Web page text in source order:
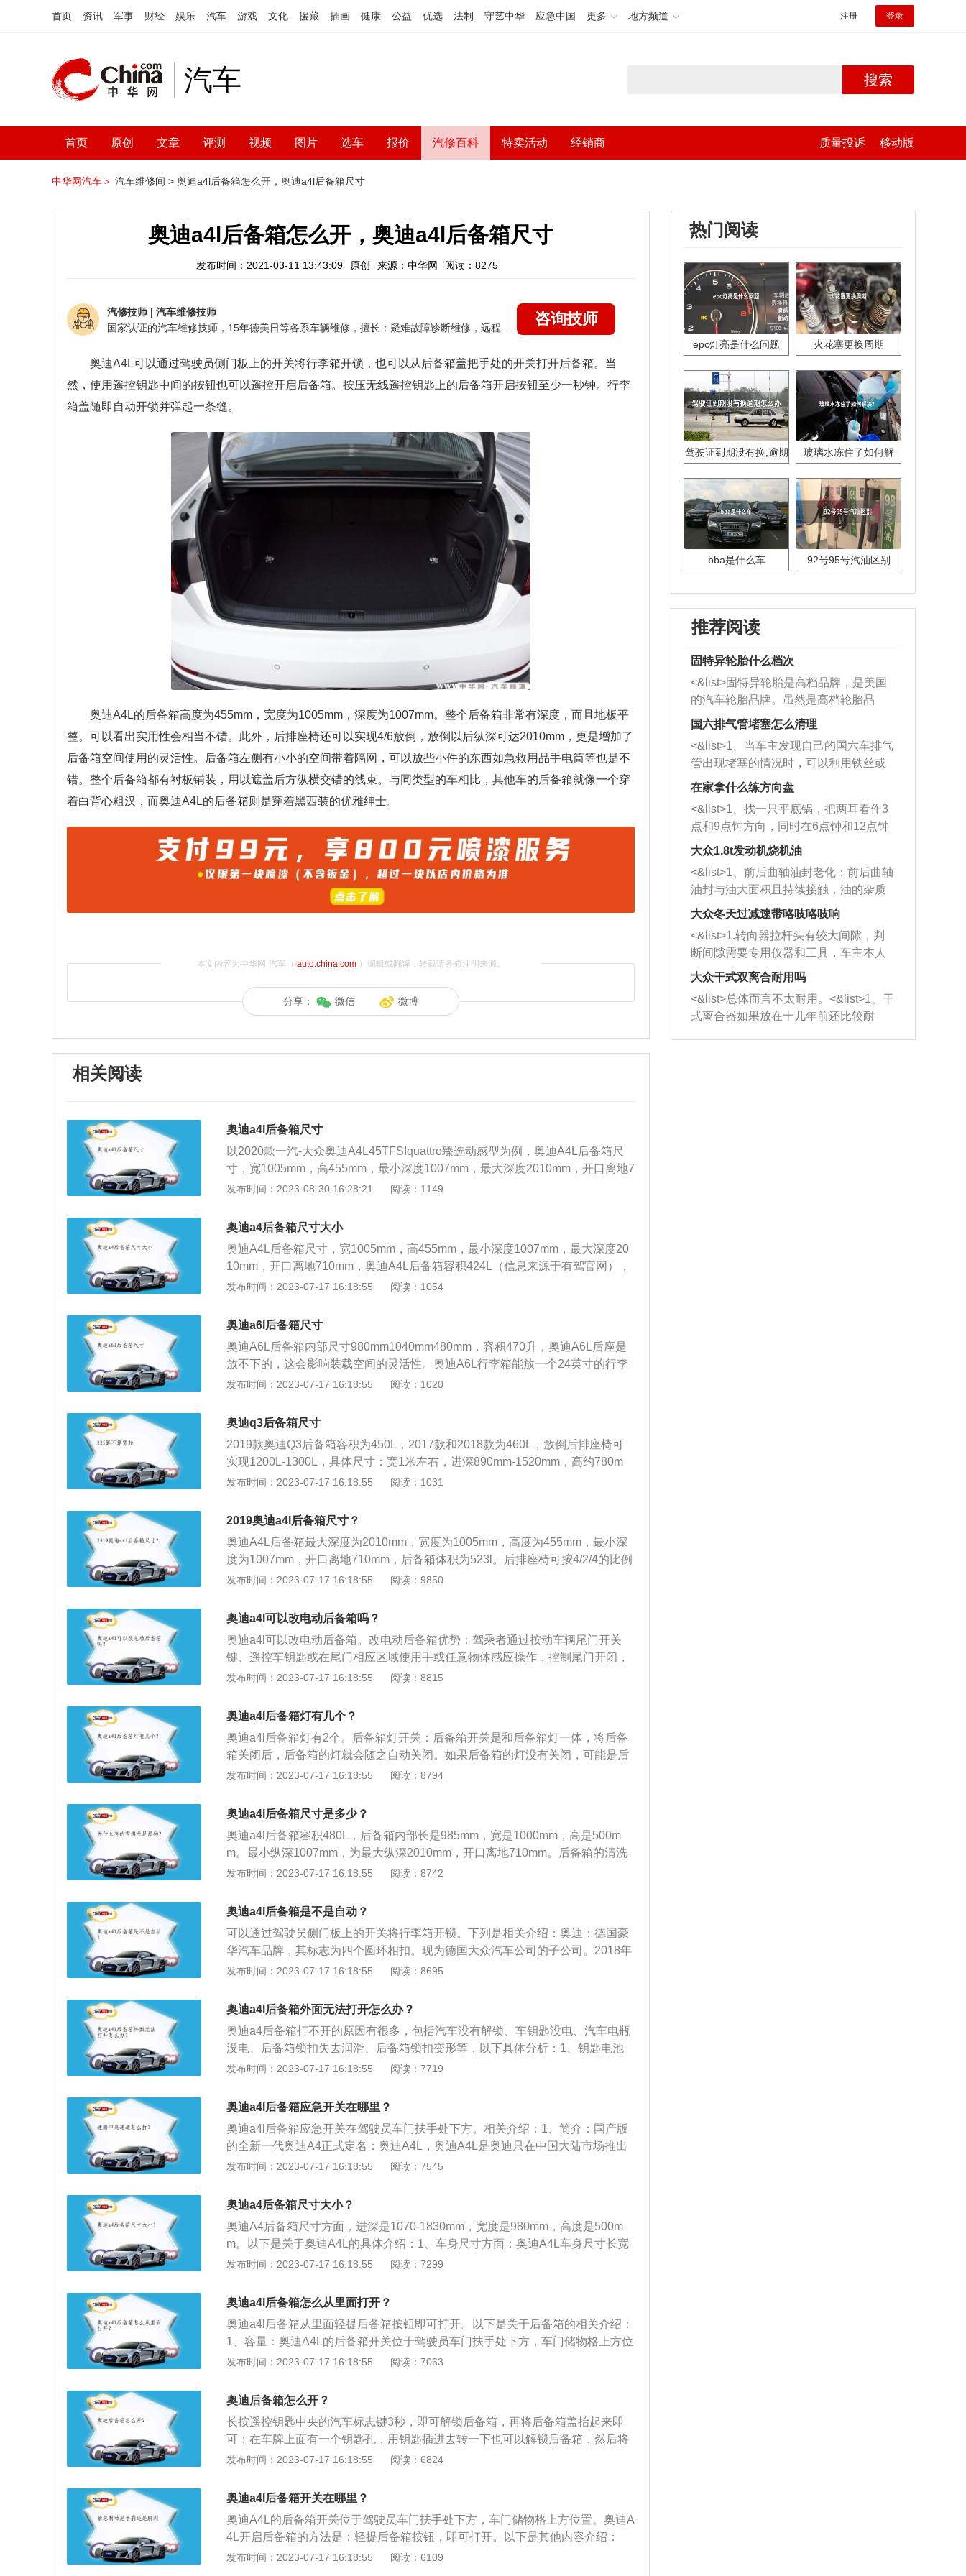
首页 资讯 军事 财经 娱乐 汽车 游戏 文化 援藏 插画 健康 公益 优选 法制 守艺中华 应急中国 更多 地方频道 注册 登录
汽车 搜索
首页 原创 文章 评测 视频 图片 选车 报价 汽修百科 特卖活动 经销商 质量投诉 移动版
中华网汽车＞ 汽车维修间 > 奥迪a4l后备箱怎么开，奥迪a4l后备箱尺寸
奥迪a4l后备箱怎么开，奥迪a4l后备箱尺寸
发布时间：2021-03-11 13:43:09 原创 来源：中华网 阅读：8275
汽修技师 | 汽车维修技师
咨询技师
奥迪A4L可以通过驾驶员侧门板上的开关将行李箱开锁，也可以从后备箱盖把手处的开关打开后备箱。当
然，使用遥控钥匙中间的按钮也可以遥控开启后备箱。按压无线遥控钥匙上的后备箱开启按钮至少一秒钟。行李
箱盖随即自动开锁并弹起一条缝。
奥迪A4L的后备箱高度为455mm，宽度为1005mm，深度为1007mm。整个后备箱非常有深度，而且地板平
整。可以看出实用性会相当不错。此外，后排座椅还可以实现4/6放倒，放倒以后纵深可达2010mm，更是增加了
后备箱空间使用的灵活性。后备箱左侧有小小的空间带着隔网，可以放些小件的东西如急救用品手电筒等也是不
错。整个后备箱都有衬板铺装，用以遮盖后方纵横交错的线束。与同类型的车相比，其他车的后备箱就像一个穿
着白背心粗汉，而奥迪A4L的后备箱则是穿着黑西装的优雅绅士。
本文内容为中华网·汽车（ auto.china.com）编辑或翻译，转载请务必注明来源。
分享： 微信 微博
相关阅读
奥迪a4l后备箱尺寸
以2020款一汽-大众奥迪A4L45TFSIquattro臻选动感型为例，奥迪A4L后备箱尺
寸，宽1005mm，高455mm，最小深度1007mm，最大深度2010mm，开口离地7
10mm。（数据来源于该车辆官网）后备箱的清洗方法：如果后备箱的绒头部分
要注意后备箱的边缘和水槽。另外，在清洗过程中，要注意清洗行李箱边缘、水
槽的污垢。洗完之后，再次进行异味处理。
发布时间：2023-08-30 16:28:21 阅读：1149
奥迪a4后备箱尺寸大小
奥迪A4L后备箱尺寸，宽1005mm，高455mm，最小深度1007mm，最大深度20
10mm，开口离地710mm，奥迪A4L后备箱容积424L（信息来源于有驾官网），
奥迪A4L属于中期改款车型，根据车型不同，推出优雅型和运动型两种设计。优
色蜂窝状运动进气格栅外，还采用了全新的LED大灯，日间行车灯采用了间歇式
设计。侧穿式腰线设计，搭配19英寸轮毂和红色卡钳，前轮毂四活塞，既彰显奥
迪不凡质感，又提升制动性能。新的运动风格更加年轻时尚。内饰使用了翻毛皮
和类似碳纤维的装饰板，增强了运动感和质感。12.3寸液晶仪表，全新MMI第三
代系统10.1寸触摸屏，全系标配全景天窗，一键启闭。动力系统搭载2.0T发动
箱，增加了换挡的平顺性。整车质保3年或10万公里。
发布时间：2023-07-17 16:18:55 阅读：1054
奥迪a6l后备箱尺寸
奥迪A6L后备箱内部尺寸980mm1040mm480mm，容积470升，奥迪A6L后座是
放不下的，这会影响装载空间的灵活性。奥迪A6L行李箱能放一个24英寸的行李
箱，放几个行李箱也没问题，日常使用足够了。（数据来源：车辆官网）不像一
车辆的中等表现，但宽度可达105厘米，所以综合来看，对角线的长度仍令人满
意。最少能放一套高尔夫球。箱口较大，携带方便，后备箱仅距地面68厘米，对
于这一等级的车来说成绩较好。
发布时间：2023-07-17 16:18:55 阅读：1020
奥迪q3后备箱尺寸
2019款奥迪Q3后备箱容积为450L，2017款和2018款为460L，放倒后排座椅可
实现1200L-1300L，具体尺寸：宽1米左右，进深890mm-1520mm，高约780m
m。这款车后备箱有四个锚点，可以将随车附带的诸物网挂在四个锚点上，从而
致相同。如果要开后备箱，可以用车钥匙，因为有专门开后备箱的钥匙，不仅开
锁方便，还可以自动开锁，还有一种方法是直接按下车尾logo下的开关，然后手
动拉开。
发布时间：2023-07-17 16:18:55 阅读：1031
2019奥迪a4l后备箱尺寸？
奥迪A4L后备箱最大深度为2010mm，宽度为1005mm，高度为455mm，最小深
度为1007mm，开口离地710mm，后备箱体积为523l。后排座椅可按4/2/4的比例
向下放置。空间非常大。后备箱物品摆放遵循大底、小顶、重前、轻后的原则。
小上、重轻前后”是指大的物体放在下面，小的物体放在上面；重型物体放在前
面，轻型物体放在后面。这样，在急刹车时，可以防止后面的东西撞到前面的东
西。
发布时间：2023-07-17 16:18:55 阅读：9850
奥迪a4l可以改电动后备箱吗？
奥迪a4l可以改电动后备箱。改电动后备箱优势：驾乘者通过按动车辆尾门开关
键、遥控车钥匙或在尾门相应区域使用手或任意物体感应操作，控制尾门开闭，
此外电动尾门还带智能防夹、高度记忆等几大优势。感应和电动区别：电动后备
过触击该按钮，后备箱门可自行关闭，无需人力介入。感应后备箱的意思是在车
后备箱下面装有感应器，通过感应方式打开或关闭后备箱，用脚在感应器下面晃
一下就能大开后备箱。
发布时间：2023-07-17 16:18:55 阅读：8815
奥迪a4l后备箱灯有几个？
奥迪a4l后备箱灯有2个。后备箱灯开关：后备箱开关是和后备箱灯一体，将后备
箱关闭后，后备箱的灯就会随之自动关闭。如果后备箱的灯没有关闭，可能是后
备箱感应开关坏。后备箱门有个锁的卡槽，关门的时候没有碰到那个装置，后备
注意物品的摆放。所谓“大小上、重轻前后”，就是大的物体放在下面，小的物体
放在上面；重的物件放在前面，轻的则放在后面。这样急刹车时，可以防止后面
的东西砸坏前面的东西。
发布时间：2023-07-17 16:18:55 阅读：8794
奥迪a4l后备箱尺寸是多少？
奥迪a4l后备箱容积480L，后备箱内部长是985mm，宽是1000mm，高是500m
m。最小纵深1007mm，为最大纵深2010mm，开口离地710mm。后备箱的清洗
方法：如果后备箱的绒头部分弄脏后要进行清洗，正确的方法是采用多功能泡
中，要注意清洗行李箱边缘、水槽的污垢。洗完之后，再次进行异味处理。后备
箱的保养事项：购买后备箱垫，防止赃物或液体进入后备箱侵蚀后备箱表面，同
时防止后备箱内物品滑动，降低被污染或破损的可能性。
发布时间：2023-07-17 16:18:55 阅读：8742
奥迪a4l后备箱是不是自动？
可以通过驾驶员侧门板上的开关将行李箱开锁。下列是相关介绍：奥迪：德国豪
华汽车品牌，其标志为四个圆环相扣。现为德国大众汽车公司的子公司。2018年
12月20日，2018世界品牌500强排行榜发布，奥迪位列51位。2019年10月，Inte
造商，其标志为四个圆环相扣。现为德国大众汽车公司的子公司，总部设在德国
的英戈尔施塔特，主要车型有奥迪A1、奥迪A3、奥迪A4、奥迪A5、奥迪A6、奥
迪A7、奥迪A8、奥迪Q1、奥迪Q2、奥迪Q3、奥迪Q5、奥迪Q7、奥迪Q8、奥迪
TT、奥迪R8以及S、RS性能系列等。
发布时间：2023-07-17 16:18:55 阅读：8695
奥迪a4l后备箱外面无法打开怎么办？
奥迪a4后备箱打不开的原因有很多，包括汽车没有解锁、车钥匙没电、汽车电瓶
没电、后备箱锁扣失去润滑、后备箱锁扣变形等，以下具体分析：1、钥匙电池
接触不良：重新安装电池，看遥控器上指示灯亮不亮，如果不亮先更换电池，再
磨光，以致无法起到导电作用，造成失灵。2、信号干扰：有信号干扰也可能造
成失灵，检查看看是不是信号干扰，附近若有强大的磁场，可以用机械开锁，把
钥匙放在收音机最下方的小方格里发动下。
发布时间：2023-07-17 16:18:55 阅读：7719
奥迪a4l后备箱应急开关在哪里？
奥迪a4l后备箱应急开关在驾驶员车门扶手处下方。相关介绍：1、简介：国产版
的全新一代奥迪A4正式定名：奥迪A4L，奥迪A4L是奥迪只在中国大陆市场推出
的一款新车，新车与A6和A6L的关系相似，也是国外车型在大陆国产后，对配置
在中国选择加长并得到了很好的市场回馈后，这一思路现在正在向其低一级别的
中型车市场延伸。
发布时间：2023-07-17 16:18:55 阅读：7545
奥迪a4后备箱尺寸大小？
奥迪A4后备箱尺寸方面，进深是1070-1830mm，宽度是980mm，高度是500m
m。以下是关于奥迪A4L的具体介绍：1、车身尺寸方面：奥迪A4L车身尺寸长宽
高分别为4761MM、1826MM、1439MM，全新奥迪A4L搭载新型8速multitronic
种排量的发动机，有双离合共1种变速箱选择，发动机最大功率为185.0kW，最大
马力为252PS，最大扭矩为370.0N·m。
发布时间：2023-07-17 16:18:55 阅读：7299
奥迪a4l后备箱怎么从里面打开？
奥迪a4l后备箱从里面轻提后备箱按钮即可打开。以下是关于后备箱的相关介绍：
1、容量：奥迪A4L的后备箱开关位于驾驶员车门扶手处下方，车门储物格上方位
置。2018以及2019款奥迪A4L后备箱容积都为424L。2、注意事项：（1）确认
车途中突然敞开。（2）虚掩行李箱盖或者完全敞开，可能造成废气进入车辆内
部。
发布时间：2023-07-17 16:18:55 阅读：7063
奥迪后备箱怎么开？
长按遥控钥匙中央的汽车标志键3秒，即可解锁后备箱，再将后备箱盖抬起来即
可；在车牌上面有一个钥匙孔，用钥匙插进去转一下也可以解锁后备箱，然后将
后备箱盖打开即可。以下是关于奥迪的部分介绍：1、简介：奥迪是一个国际高
施塔特。2、奥迪车系：奥迪主要量产车系有A系列（涵盖AO级别、A级别、B级
别、C级别、D级别车型）、Q系列、R系列、TT系列、S系列、RS系列及尤A系
列繁衍出的Allroad系列。
发布时间：2023-07-17 16:18:55 阅读：6824
奥迪a4l后备箱开关在哪里？
奥迪A4L的后备箱开关位于驾驶员车门扶手处下方，车门储物格上方位置。奥迪A
4L开启后备箱的方法是：轻提后备箱按钮，即可打开。以下是其他内容介绍：
1、也可以通过钥匙拧开开关。按压无线遥控钥匙上的按钮至少一秒钟，行李箱
发布时间：2023-07-17 16:18:55 阅读：6109
热门阅读
epc灯亮是什么问题 火花塞更换周期
驾驶证到期没有换,逾期
玻璃水冻住了如何解
bba是什么车 92号95号汽油区别
推荐阅读
固特异轮胎什么档次
<&list>固特异轮胎是高档品牌，是美国
的汽车轮胎品牌。虽然是高档轮胎品
牌，但是中高低端的轮胎都有生产，这
也是为了更好的开拓市场。
国六排气管堵塞怎么清理
<&list>1、当车主发现自己的国六车排气
管出现堵塞的情况时，可以利用铁丝或
者是细棍，直接将杂物给取出来，如果
堵塞情况比较严重，也可以采取应急措
施。 <&list>2、直接利用木棍将所有的
杂物推到排气管里面的位置处，然后将
三元催化器拆解开，就可以将堵塞的东
西取出来。但如果是因为积碳过多引起
的堵塞，就需要将三元催化器泡在草酸
洗剂对堵塞的情况得到解决，将清洗剂
放在燃油箱中，与燃油混合后，车辆启
动时，就可以和汽油一起进入到燃烧
室，最后形成废气排出，就可以让三元
催化器得到清洗，排气管堵塞的情况就
能够得到解决。
在家拿什么练方向盘
<&list>1、找一只平底锅，把两耳看作3
点和9点钟方向，同时在6点钟和12点钟
方向做一个标记。 <&list>2、双手握住
一圈半的练习，往右同样也要打相同的
圈数。 <&list>3、最后强调要反复练
习，这样就可以形成肌肉记忆，在真实
驾驶车辆时，不需要记忆也能打好方
向。
大众1.8t发动机烧机油
<&list>1、前后曲轴油封老化：前后曲轴
油封与油大面积且持续接触，油的杂质
和发动机内持续温度变化使其密封效果
逐渐减弱，导致渗油或漏油。<&list>2、
活塞间隙过大：积碳会使活塞环与缸体
的间隙扩大，导致机油流入燃烧室中，
造成烧机油。<&list>3、机油粘度。使用
机油粘度过小的话，同样会有烧机油现
象，机油粘度过小具有很好的流动性，
大众冬天过减速带咯吱咯吱响
<&list>1.转向器拉杆头有较大间隙，判
断间隙需要专用仪器和工具，车主本人
无法制作，需要将车辆送到修理厂或4s
店；<&list>2.车辆半轴套管防尘罩破
裂，破裂后会出现漏油现象，使半轴磨
损严重，磨损的半轴容易损坏，产生异
响；<&list>3.稳定器的转向胶套和球头
大众干式双离合耐用吗
<&list>总体而言不太耐用。<&list>1、干
式离合器如果放在十几年前还比较耐